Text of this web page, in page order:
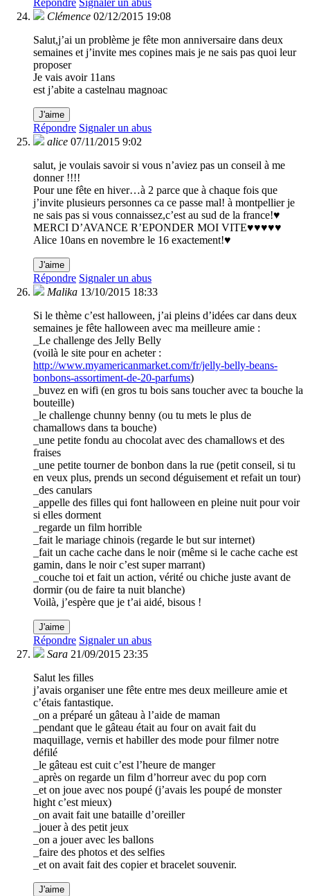
Répondre Signaler un abus
Clémence 02/12/2015 19:08
Salut,j’ai un problème je fête mon anniversaire dans deux
semaines et j’invite mes copines mais je ne sais pas quoi leur
proposer
Je vais avoir 11ans
est j’abite a castelnau magnoac
J'aime
Répondre Signaler un abus
alice 07/11/2015 9:02
salut, je voulais savoir si vous n’aviez pas un conseil à me
donner !!!!
Pour une fête en hiver…à 2 parce que à chaque fois que
j’invite plusieurs personnes ca ce passe mal! à montpellier je
ne sais pas si vous connaissez,c’est au sud de la france!♥
MERCI D’AVANCE R’EPONDER MOI VITE♥♥♥♥♥
Alice 10ans en novembre le 16 exactement!♥
J'aime
Répondre Signaler un abus
Malika 13/10/2015 18:33
Si le thème c’est halloween, j’ai pleins d’idées car dans deux
semaines je fête halloween avec ma meilleure amie :
_Le challenge des Jelly Belly
(voilà le site pour en acheter :
http://www.myamericanmarket.com/fr/jelly-belly-beans-
bonbons-assortiment-de-20-parfums)
_buvez en wifi (en gros tu bois sans toucher avec ta bouche la
bouteille)
_le challenge chunny benny (ou tu mets le plus de
chamallows dans ta bouche)
_une petite fondu au chocolat avec des chamallows et des
fraises
_une petite tourner de bonbon dans la rue (petit conseil, si tu
en veux plus, prends un second déguisement et refait un tour)
_des canulars
_appelle des filles qui font halloween en pleine nuit pour voir
si elles dorment
_regarde un film horrible
_fait le mariage chinois (regarde le but sur internet)
_fait un cache cache dans le noir (même si le cache cache est
gamin, dans le noir c’est super marrant)
_couche toi et fait un action, vérité ou chiche juste avant de
dormir (ou de faire ta nuit blanche)
Voilà, j’espère que je t’ai aidé, bisous !
J'aime
Répondre Signaler un abus
Sara 21/09/2015 23:35
Salut les filles
j’avais organiser une fête entre mes deux meilleure amie et
c’étais fantastique.
_on a préparé un gâteau à l’aide de maman
_pendant que le gâteau était au four on avait fait du
maquillage, vernis et habiller des mode pour filmer notre
défilé
_le gâteau est cuit c’est l’heure de manger
_après on regarde un film d’horreur avec du pop corn
_et on joue avec nos poupé (j’avais les poupé de monster
hight c’est mieux)
_on avait fait une bataille d’oreiller
_jouer à des petit jeux
_on a jouer avec les ballons
_faire des photos et des selfies
_et on avait fait des copier et bracelet souvenir.
J'aime